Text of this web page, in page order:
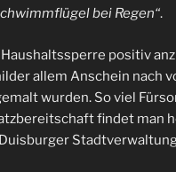
bei Regen“.
positiv
allem Anschein nach
wurden. So viel
findet man